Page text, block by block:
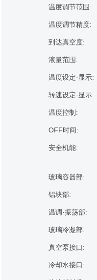
温度调节范围:
温度调节精度:
到达真空度:
液量范围:
温度设定·显示:
转速设定·显示:
温度控制:
OFF时间:
安全机能:
玻璃容器部:
铝块部:
温调·振荡部:
玻璃冷凝部:
真空泵接口:
冷却水接口: